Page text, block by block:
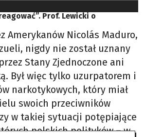
Prof. Lewicki o
Amerykanów Nicolás Maduro,
nigdy nie został uznany
Stany Zjednoczone ani
Był więc tylko uzurpatorem i
narkotykowych, który miał
swoich przeciwników
w takiej sytuacji potępiające
polskich polityków – w